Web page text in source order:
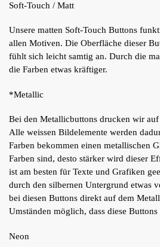
Soft-Touch / Matt
Unsere matten Soft-Touch Buttons
allen Motiven. Die Oberfläche dieser
fühlt sich leicht samtig an. Durch die
die Farben etwas kräftiger.
*Metallic
Bei den Metallicbuttons drucken wir auf
Alle weissen Bildelemente werden
Farben bekommen einen metallischen
Farben sind, desto stärker wird dieser
ist am besten für Texte und Grafiken
durch den silbernen Untergrund etwas
bei diesen Buttons direkt auf dem
Umständen möglich, dass diese
Neon